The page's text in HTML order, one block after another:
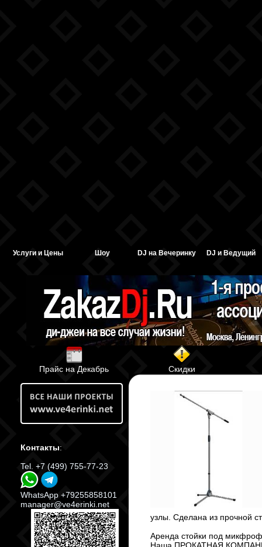
Услуги и Цены Шоу DJ на Вечеринку DJ и Ведущий
Прайс на Декабрь Скидки
Контакты:
Tel. +7 (499) 755-77-23
WhatsApp +79255858101
manager@ve4erinki.net
узлы. Сделана из прочной
Аренда стойки под